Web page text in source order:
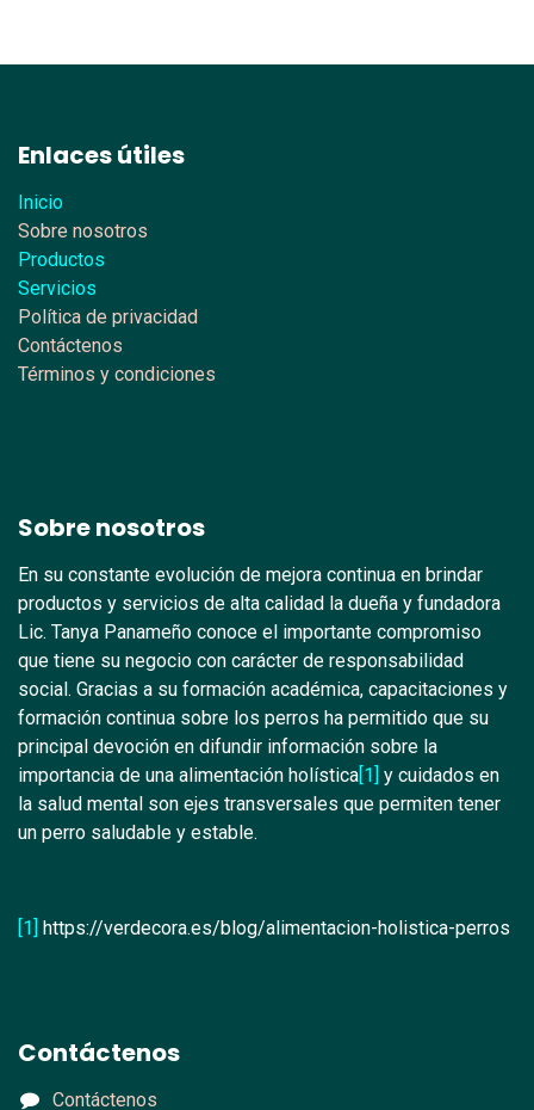
Enlaces útiles
Inicio
Sobre nosotros
Productos
Servicios
Política de privacidad
Contáctenos
Términos y condiciones
Sobre nosotros
En su constante evolución de mejora continua en brindar
productos y servicios de alta calidad la dueña y fundadora
Lic. Tanya Panameño conoce el importante compromiso
que tiene su negocio con carácter de responsabilidad
social. Gracias a su formación académica, capacitaciones y
formación continua sobre los perros ha permitido que su
principal devoción en difundir información sobre la
importancia de una alimentación holística[1] y cuidados en
la salud mental son ejes transversales que permiten tener
un perro saludable y estable.
[1] https://verdecora.es/blog/alimentacion-holistica-perros
Contáctenos
Contáctenos